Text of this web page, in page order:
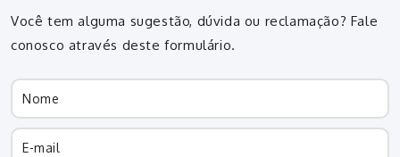
Você tem alguma sugestão, dúvida ou reclamação? Fale
conosco através deste formulário.